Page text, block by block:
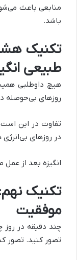
منابعی باعث
باشد.
تکنیک
طبیعی
هیچ داوطلبی
روزهای بی‌حوصله
تفاوت در این است
در روزهای
انگیزه بعد از عمل
تکنیک
موفقیت
چند دقیقه در روز
تصور کنید. تصور